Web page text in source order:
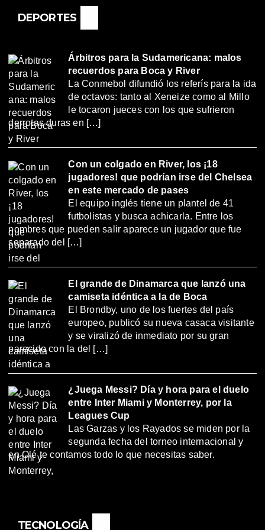
DEPORTES
Árbitros para la Sudamericana: malos
recuerdos para Boca y River
La Conmebol difundió los referís para la ida
de octavos: tanto al Xeneize como al Millo
le tocaron jueces con los que sufrieron
derrotas duras en […]
Con un colgado en River, los ¡18
jugadores! que podrían irse del Chelsea
en este mercado de pases
El equipo inglés tiene un plantel de 41
futbolistas y busca achicarla. Entre los
nombres que pueden salir aparece un jugador que fue
separado del […]
El grande de Dinamarca que lanzó una
camiseta idéntica a la de Boca
El Brondby, uno de los fuertes del país
europeo, publicó su nueva casaca visitante
y se viralizó de inmediato por su gran
parecido con la del […]
¿Juega Messi? Día y hora para el duelo
entre Inter Miami y Monterrey, por la
Leagues Cup
Las Garzas y los Rayados se miden por la
segunda fecha del torneo internacional y
en Olé te contamos todo lo que necesitas saber.
TECNOLOGÍA